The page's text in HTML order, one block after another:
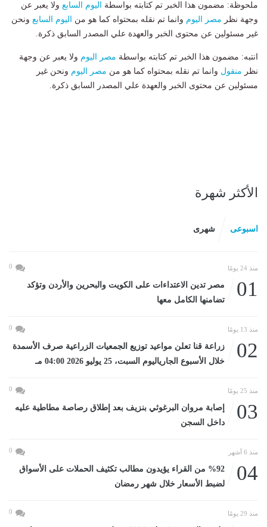
ملحوظة: مضمون هذا الخبر تم كتابته بواسطة اليوم السابع ولا يعبر عن
وجهة نظر مصر اليوم وانما تم نقله بمحتواه كما هو من اليوم السابع ونحن
غير مسئولين عن محتوى الخبر والعهدة علي المصدر السابق ذكرة.
انتبه: مضمون هذا الخبر تم كتابته بواسطة مصر اليوم ولا يعبر عن وجهة
نظر منقول وانما تم نقله بمحتواه كما هو من مصر اليوم ونحن غير
مسئولين عن محتوى الخبر والعهدة علي المصدر السابق ذكرة.
الأكثر شهرة
اسبوعى شهرى
منذ 24 يومًا 0
01
مصر تدين الاعتداءات على الكويت والبحرين والأردن وتؤكد
تضامنها الكامل معها
منذ 13 يومًا 0
02
زراعة قنا تعلن مواعيد توزيع الجمعيات الزراعية صرف الأسمدة
خلال الأسبوع الجارياليوم السبت، 25 يوليو 2026 04:00 مـ
منذ 25 يومًا 0
03
إصابة مروان البرغوثي بنزيف بعد إطلاق رصاصة مطاطية عليه
داخل السجن
منذ 6 أشهر 0
04
%92 من القراء يؤيدون مطالب تكثيف الحملات على الأسواق
لضبط الأسعار خلال شهر رمضان
منذ 29 يومًا 0